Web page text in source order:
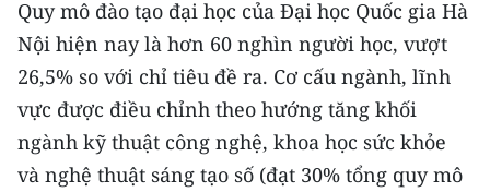
CÁC CHUYÊN TRANG
VỀ BÁO NHÂN DÂN
THỜI NAY
Quy mô đào tạo đại học của Đại học Quốc gia Hà
Nội hiện nay là hơn 60 nghìn người học, vượt
26,5% so với chỉ tiêu đề ra. Cơ cấu ngành, lĩnh
vực được điều chỉnh theo hướng tăng khối
ngành kỹ thuật công nghệ, khoa học sức khỏe
và nghệ thuật sáng tạo số (đạt 30% tổng quy mô